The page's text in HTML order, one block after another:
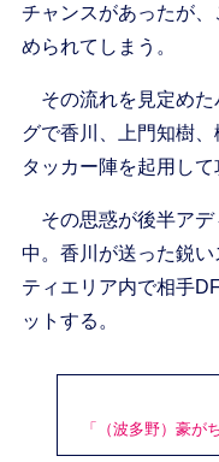
チャンスがあったが
められてしまう。
その流れを見定めた
グで香川、上門知樹
タッカー陣を起用して
その思惑が後半アデ
中。香川が送った鋭
ティエリア内で相手
ットする。
「（波多野）豪が